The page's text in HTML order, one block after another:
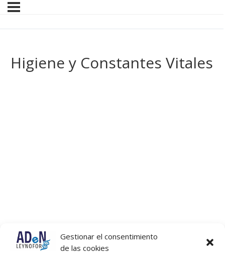
Gestionar el consentimiento
de las cookies
Higiene y Constantes Vitales